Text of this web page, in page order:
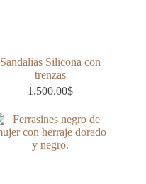
Sandalias Silicona con
trenzas
1,500.00$